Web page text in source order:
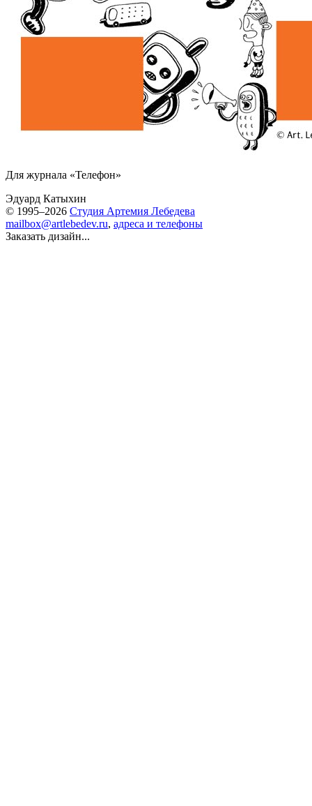
Для журнала «Телефон»
Эдуард Катыхин
© 1995–2026 Студия Артемия Лебедева
mailbox@artlebedev.ru, адреса и телефоны
Заказать дизайн...